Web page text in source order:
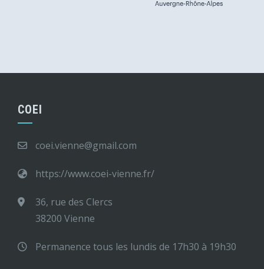
COEI
coei.vienne@gmail.com
https://www.coei-vienne.fr/
36, rue des Clercs
38200 Vienne
Permanence tous les lundis de 17h30 à 19h30